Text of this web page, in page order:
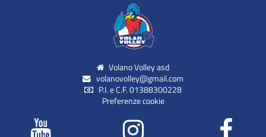
Volano Volley asd
volanovolley@gmail.com
P.I. e C.F. 01388300228
Preferenze cookie